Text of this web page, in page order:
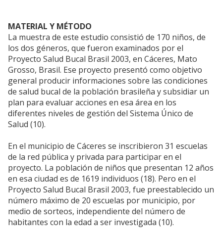
MATERIAL Y MÉTODO
La muestra de este estudio consistió de 170 niños, de
los dos géneros, que fueron examinados por el
Proyecto Salud Bucal Brasil 2003, en Cáceres, Mato
Grosso, Brasil. Ese proyecto presentó como objetivo
general producir informaciones sobre las condiciones
de salud bucal de la población brasileña y subsidiar un
plan para evaluar acciones en esa área en los
diferentes niveles de gestión del Sistema Único de
Salud (10).
En el municipio de Cáceres se inscribieron 31 escuelas
de la red pública y privada para participar en el
proyecto. La población de niños que presentan 12 años
en esa ciudad es de 1619 individuos (18). Pero en el
Proyecto Salud Bucal Brasil 2003, fue preestablecido un
número máximo de 20 escuelas por municipio, por
medio de sorteos, independiente del número de
habitantes con la edad a ser investigada (10).